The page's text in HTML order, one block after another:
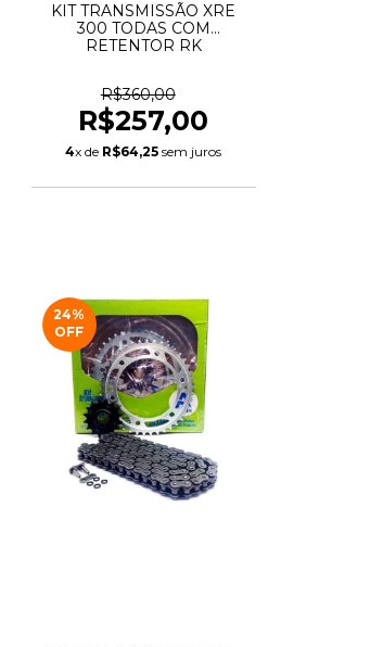
KIT TRANSMISSÃO XRE
300 TODAS COM
RETENTOR RK
R$360,00
R$257,00
4x de R$64,25 sem juros
24%
OFF